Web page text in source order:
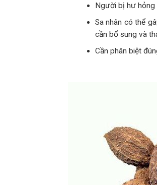
Người bị hư hỏng
Sa nhân có thể
cần bổ sung và
Cần phân biệt